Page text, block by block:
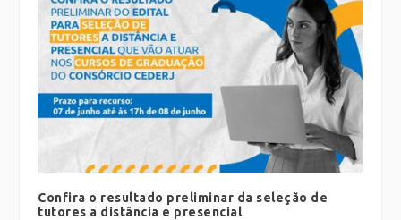
Confira o resultado preliminar da seleção de
tutores a distância e presencial